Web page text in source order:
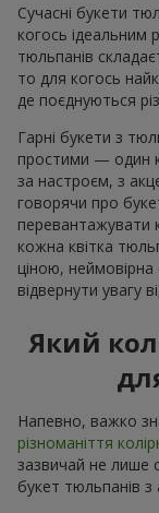
Сучасні букети
когось ідеальним
тюльпанів
то для когось
де поєднуються
Гарні букети з
простими — один
за настроєм, з
говорячи про
перевантажувати
кожна квітка
ціною,
відвернути увагу
Який
Напевно, важко
різноманіття
зазвичай не лише
букет тюльпанів з